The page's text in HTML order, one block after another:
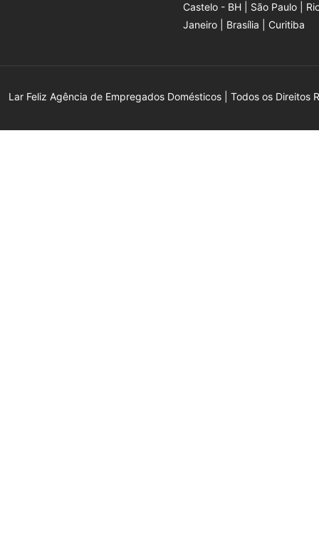
Castelo - BH | São Paulo |
Janeiro | Brasília | Curitiba
Lar Feliz Agência de Empregados Domésticos | Todos os Direitos